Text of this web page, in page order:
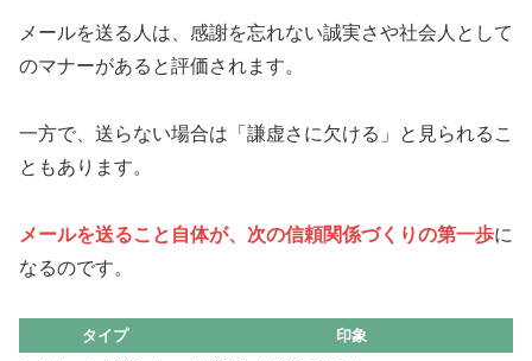
メールを送る人は、感謝を忘れない誠実さや社会人として
のマナーがあると評価されます。
一方で、送らない場合は「謙虚さに欠ける」と見られるこ
ともあります。
メールを送ること自体が、次の信頼関係づくりの第一歩に
なるのです。
タイプ
印象